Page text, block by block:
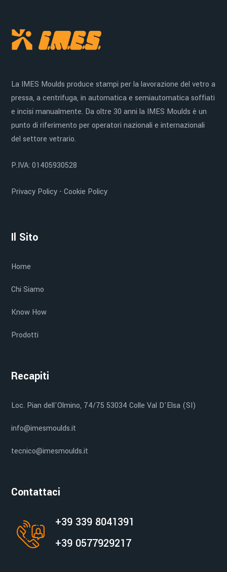
La IMES Moulds produce stampi per la lavorazione del vetro a
pressa, a centrifuga, in automatica e semiautomatica soffiati
e incisi manualmente. Da oltre 30 anni la IMES Moulds è un
punto di riferimento per operatori nazionali e internazionali
del settore vetrario.
P.IVA: 01405930528
Privacy Policy- Cookie Policy
Il Sito
Home
Chi Siamo
Know How
Prodotti
Recapiti
Loc. Pian dell'Olmino, 74/75 53034 Colle Val D'Elsa (SI)
info@imesmoulds.it
tecnico@imesmoulds.it
Contattaci
+39 339 8041391
+39 0577929217